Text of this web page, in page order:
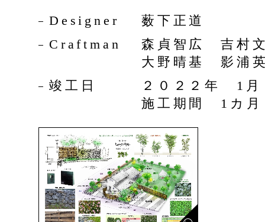
Designer
薮下正道
Craftman
森貞智広 吉村
大野晴基 影浦
竣工日
２０２２年 1
施工期間 1カ月